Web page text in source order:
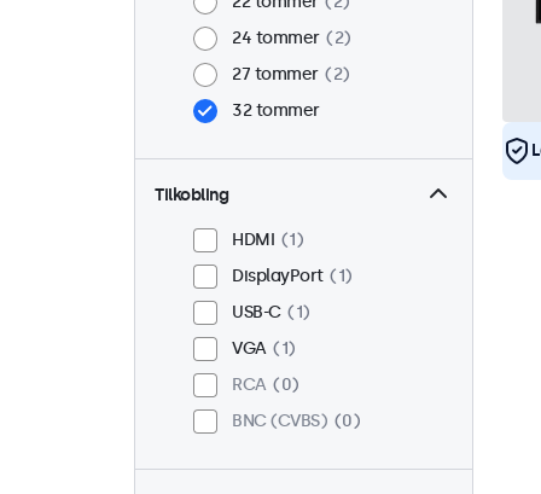
24 tommer
2
27 tommer
2
32 tommer
Tilkobling
HDMI
1
DisplayPort
1
USB-C
1
VGA
1
RCA
0
BNC (CVBS)
0